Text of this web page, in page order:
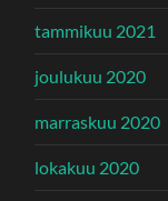
tammikuu 2021
joulukuu 2020
marraskuu 2020
lokakuu 2020